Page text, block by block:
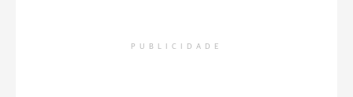
PUBLICIDADE